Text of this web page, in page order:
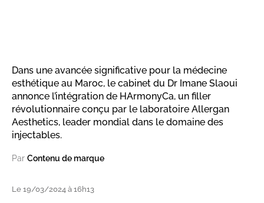
Dans une avancée significative pour la médecine
esthétique au Maroc, le cabinet du Dr Imane Slaoui
annonce l’intégration de HArmonyCa, un filler
révolutionnaire conçu par le laboratoire Allergan
Aesthetics, leader mondial dans le domaine des
injectables.
Par Contenu de marque
Le 19/03/2024 à 16h13